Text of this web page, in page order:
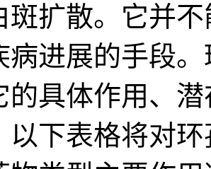
斑扩散。它并
病进展的手段
的具体作用、
以下表格将对